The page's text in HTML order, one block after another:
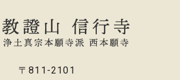
〒811-2101